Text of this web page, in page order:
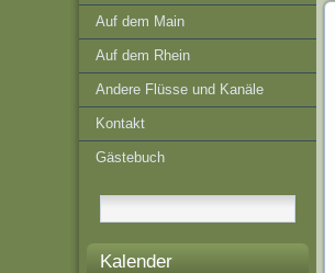
Auf dem Main
Auf dem Rhein
Andere Flüsse und Kanäle
Kontakt
Gästebuch
Kalender